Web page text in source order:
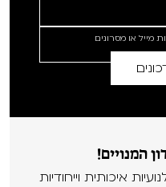
מייל או מסרונים
המנויים!
איכותית וייחודיות